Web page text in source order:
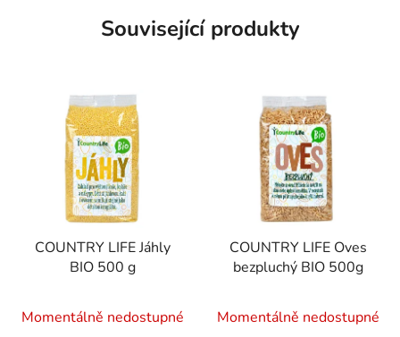
Související produkty
COUNTRY LIFE Jáhly
BIO 500 g
Momentálně nedostupné
COUNTRY LIFE Oves
bezpluchý BIO 500g
Momentálně nedostupné